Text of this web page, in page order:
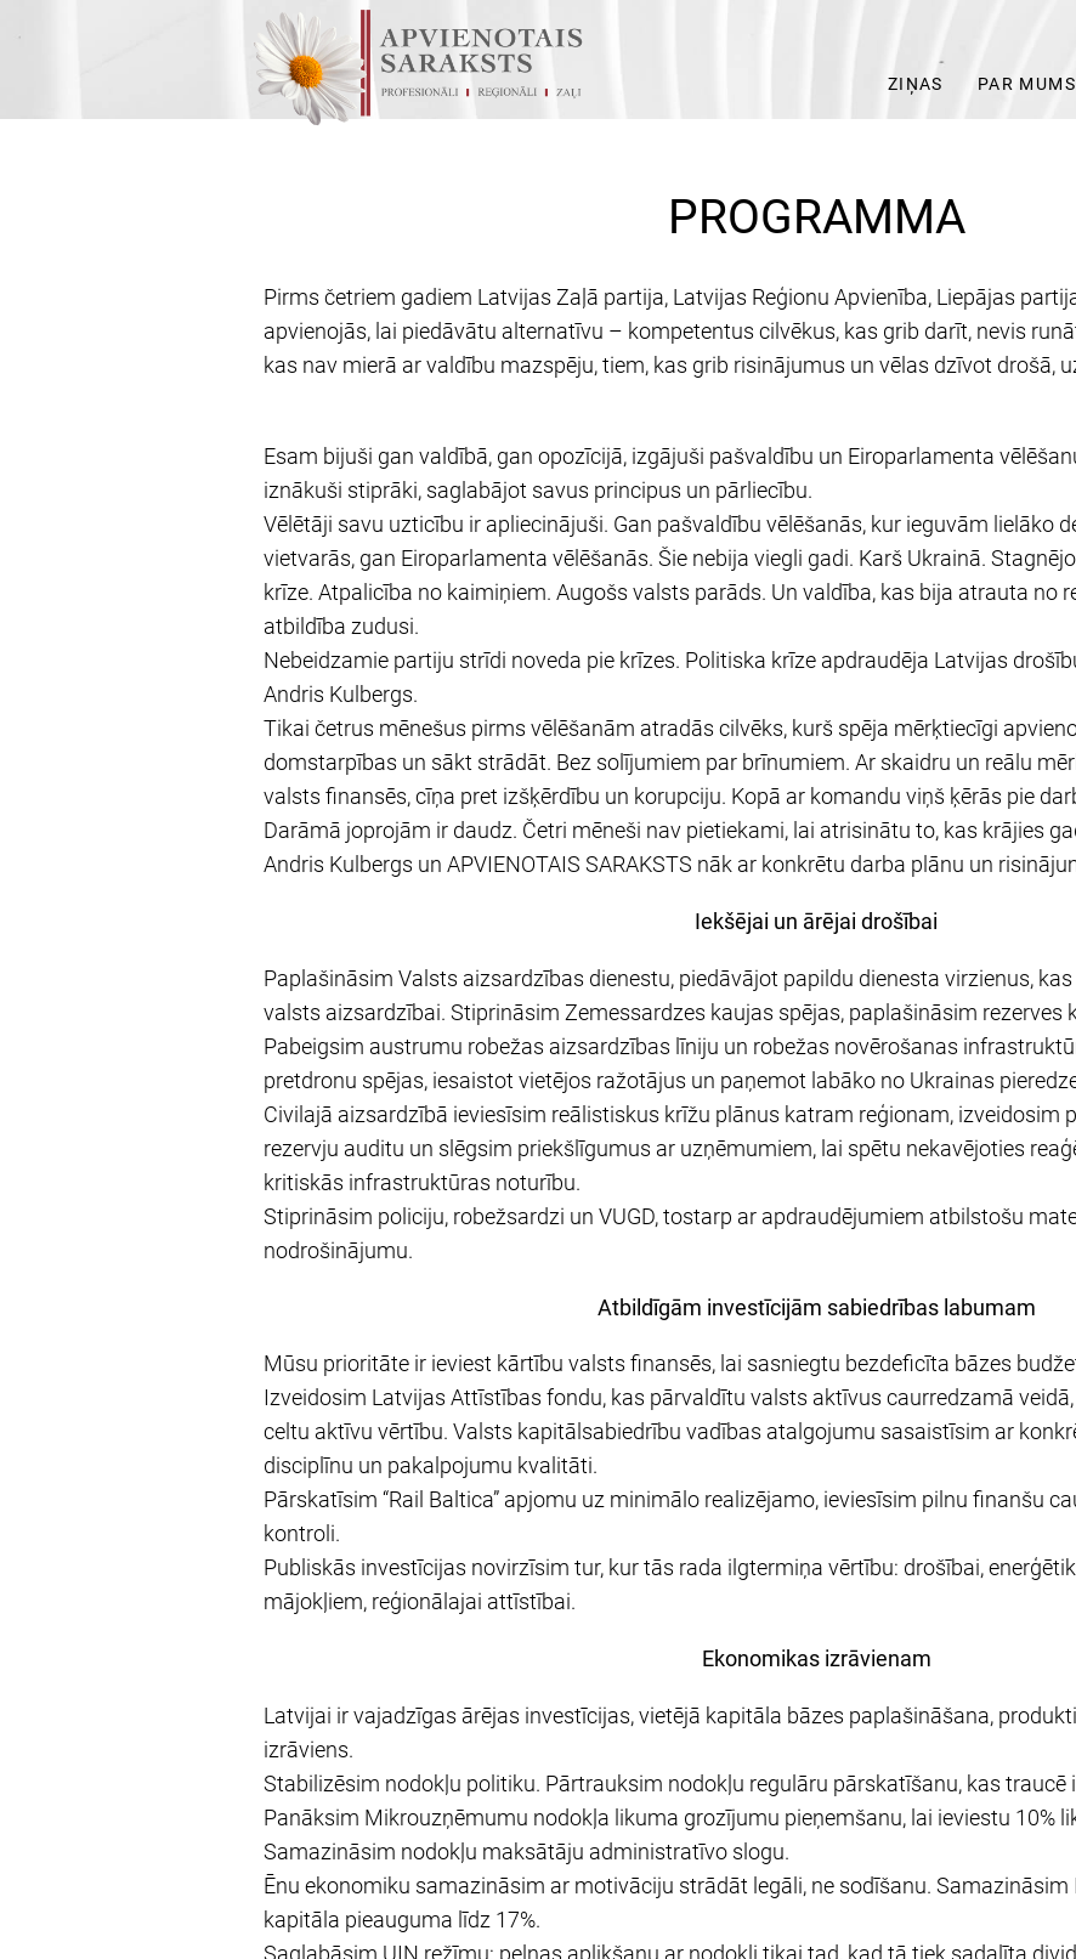
ZIŅAS PAR MUMS
PROGRAMMA
Pirms četriem gadiem Latvijas Zaļā partija, Latvijas Reģionu Apvienība, Liepājas
apvienojās, lai piedāvātu alternatīvu – kompetentus cilvēkus, kas grib darīt, nevis
kas nav mierā ar valdību mazspēju, tiem, kas grib risinājumus un vēlas dzīvot drošā,
Esam bijuši gan valdībā, gan opozīcijā, izgājuši pašvaldību un Eiroparlamenta
iznākuši stiprāki, saglabājot savus principus un pārliecību.
Vēlētāji savu uzticību ir apliecinājuši. Gan pašvaldību vēlēšanās, kur ieguvām lielāko
vietvarās, gan Eiroparlamenta vēlēšanās. Šie nebija viegli gadi. Karš Ukrainā.
krīze. Atpalicība no kaimiņiem. Augošs valsts parāds. Un valdība, kas bija atrauta no
atbildība zudusi.
Nebeidzamie partiju strīdi noveda pie krīzes. Politiska krīze apdraudēja Latvijas
Andris Kulbergs.
Tikai četrus mēnešus pirms vēlēšanām atradās cilvēks, kurš spēja mērķtiecīgi
domstarpības un sākt strādāt. Bez solījumiem par brīnumiem. Ar skaidru un reālu
valsts finansēs, cīņa pret izšķērdību un korupciju. Kopā ar komandu viņš ķērās pie
Darāmā joprojām ir daudz. Četri mēneši nav pietiekami, lai atrisinātu to, kas krājies
Andris Kulbergs un APVIENOTAIS SARAKSTS nāk ar konkrētu darba plānu un
Iekšējai un ārējai drošībai
Paplašināsim Valsts aizsardzības dienestu, piedāvājot papildu dienesta virzienus,
valsts aizsardzībai. Stiprināsim Zemessardzes kaujas spējas, paplašināsim rezerves
Pabeigsim austrumu robežas aizsardzības līniju un robežas novērošanas
pretdronu spējas, iesaistot vietējos ražotājus un paņemot labāko no Ukrainas
Civilajā aizsardzībā ieviesīsim reālistiskus krīžu plānus katram reģionam, izveidosim
rezervju auditu un slēgsim priekšlīgumus ar uzņēmumiem, lai spētu nekavējoties
kritiskās infrastruktūras noturību.
Stiprināsim policiju, robežsardzi un VUGD, tostarp ar apdraudējumiem atbilstošu
nodrošinājumu.
Atbildīgām investīcijām sabiedrības labumam
Mūsu prioritāte ir ieviest kārtību valsts finansēs, lai sasniegtu bezdeficīta bāzes
Izveidosim Latvijas Attīstības fondu, kas pārvaldītu valsts aktīvus caurredzamā
celtu aktīvu vērtību. Valsts kapitālsabiedrību vadības atalgojumu sasaistīsim ar
disciplīnu un pakalpojumu kvalitāti.
Pārskatīsim “Rail Baltica” apjomu uz minimālo realizējamo, ieviesīsim pilnu finanšu
kontroli.
Publiskās investīcijas novirzīsim tur, kur tās rada ilgtermiņa vērtību: drošībai,
mājokļiem, reģionālajai attīstībai.
Ekonomikas izrāvienam
Latvijai ir vajadzīgas ārējas investīcijas, vietējā kapitāla bāzes paplašināšana,
izrāviens.
Stabilizēsim nodokļu politiku. Pārtrauksim nodokļu regulāru pārskatīšanu, kas
Panāksim Mikrouzņēmumu nodokļa likuma grozījumu pieņemšanu, lai ieviestu 10%
Samazināsim nodokļu maksātāju administratīvo slogu.
Ēnu ekonomiku samazināsim ar motivāciju strādāt legāli, ne sodīšanu.
kapitāla pieauguma līdz 17%.